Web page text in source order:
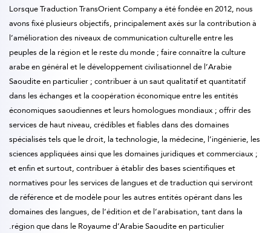
Lorsque Traduction TransOrient Company a été fondée en 2012, nous
avons fixé plusieurs objectifs, principalement axés sur la contribution à
l’amélioration des niveaux de communication culturelle entre les
peuples de la région et le reste du monde ; faire connaître la culture
arabe en général et le développement civilisationnel de l’Arabie
Saoudite en particulier ; contribuer à un saut qualitatif et quantitatif
dans les échanges et la coopération économique entre les entités
économiques saoudiennes et leurs homologues mondiaux ; offrir des
services de haut niveau, crédibles et fiables dans des domaines
spécialisés tels que le droit, la technologie, la médecine, l’ingénierie, les
sciences appliquées ainsi que les domaines juridiques et commerciaux ;
et enfin et surtout, contribuer à établir des bases scientifiques et
normatives pour les services de langues et de traduction qui serviront
de référence et de modèle pour les autres entités opérant dans les
domaines des langues, de l’édition et de l’arabisation, tant dans la
région que dans le Royaume d’Arabie Saoudite en particulier.